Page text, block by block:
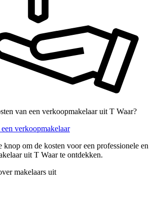
van een verkoopmakelaar uit T Waar?
verkoopmakelaar
om de kosten voor een professionele en
uit T Waar te ontdekken.
makelaars uit